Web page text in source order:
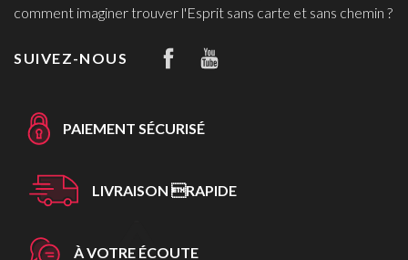
comment imaginer trouver l'Esprit sans carte et sans chemin ?
SUIVEZ-NOUS
PAIEMENT SÉCURISÉ
LIVRAISON RAPIDE
À VOTRE ÉCOUTE